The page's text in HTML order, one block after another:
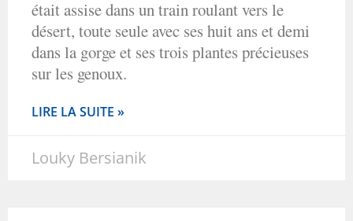
était assise dans un train roulant vers le
désert, toute seule avec ses huit ans et demi
dans la gorge et ses trois plantes précieuses
sur les genoux.
LIRE LA SUITE »
Louky Bersianik